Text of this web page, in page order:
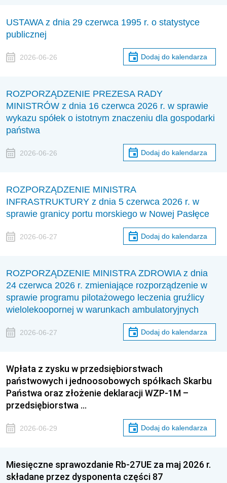
USTAWA z dnia 29 czerwca 1995 r. o statystyce
publicznej
2026-06-26 Dodaj do kalendarza
ROZPORZĄDZENIE PREZESA RADY
MINISTRÓW z dnia 16 czerwca 2026 r. w sprawie
wykazu spółek o istotnym znaczeniu dla gospodarki
państwa
2026-06-26 Dodaj do kalendarza
ROZPORZĄDZENIE MINISTRA
INFRASTRUKTURY z dnia 5 czerwca 2026 r. w
sprawie granicy portu morskiego w Nowej Pasłęce
2026-06-27 Dodaj do kalendarza
ROZPORZĄDZENIE MINISTRA ZDROWIA z dnia
24 czerwca 2026 r. zmieniające rozporządzenie w
sprawie programu pilotażowego leczenia gruźlicy
wielolekoopornej w warunkach ambulatoryjnych
2026-06-27 Dodaj do kalendarza
Wpłata z zysku w przedsiębiorstwach
państwowych i jednoosobowych spółkach Skarbu
Państwa oraz złożenie deklaracji WZP-1M –
przedsiębiorstwa …
2026-06-29 Dodaj do kalendarza
Miesięczne sprawozdanie Rb-27UE za maj 2026 r.
składane przez dysponenta części 87